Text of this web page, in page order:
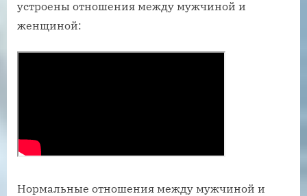
устроены отношения между мужчиной и
женщиной:
Нормальные отношения между мужчиной и